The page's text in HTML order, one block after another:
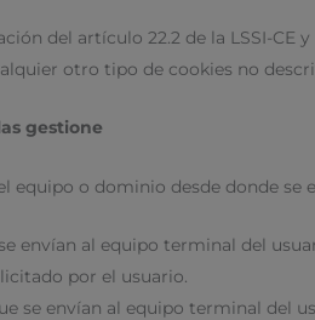
del artículo 22.2 de la LSSI-
otro tipo de cookies no
gestione
equipo o dominio desde donde
envían al equipo terminal del
por el usuario.
se envían al equipo terminal del